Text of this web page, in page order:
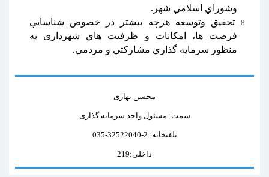
وشوراي اسلامي شهر.
تحقيق وتوسعه هرچه بيشتر در خصوص شناسايي
فرصت ها، امكانات و ظرفيت هاي شهرداري به
منظور سرمايه گذاري مشاركتي و مردمي.
محسن بهاری
سمت: مسئول واحد سرمایه گذاری
تلفنخانه: 2-32522040-035
داخلی:219